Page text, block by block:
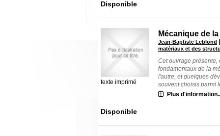
Disponible
texte imprimé
Mécanique de
Jean-Baptiste Leblond
matériaux et des
Cet ouvrage présente,
fondamentaux de la
l'autre, et quelques
souvent choisis parmi
Plus
Disponible